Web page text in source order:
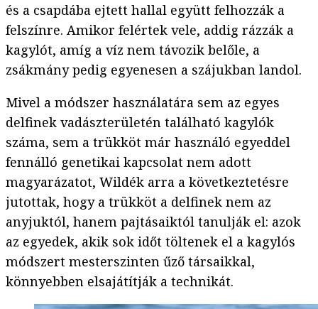
és a csapdába ejtett hallal együtt felhozzák a
felszínre. Amikor felértek vele, addig rázzák a
kagylót, amíg a víz nem távozik belőle, a
zsákmány pedig egyenesen a szájukban landol.
Mivel a módszer használatára sem az egyes
delfinek vadászterületén található kagylók
száma, sem a trükköt már használó egyeddel
fennálló genetikai kapcsolat nem adott
magyarázatot, Wildék arra a következtetésre
jutottak, hogy a trükköt a delfinek nem az
anyjuktól, hanem pajtásaiktól tanulják el: azok
az egyedek, akik sok időt töltenek el a kagylós
módszert mesterszinten űző társaikkal,
könnyebben elsajátítják a technikát.